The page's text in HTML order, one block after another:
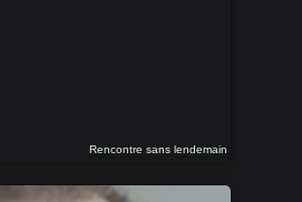
Rencontre sans lendemain